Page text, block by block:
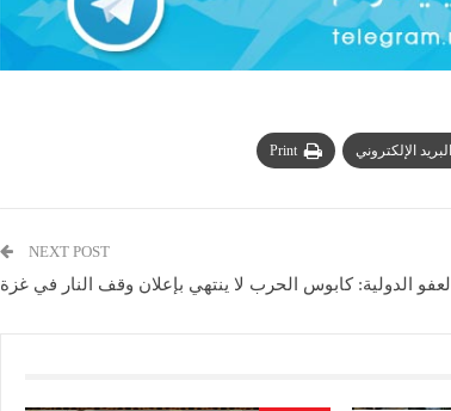
البريد الإلكتروني Print
NEXT POST
العفو الدولية: كابوس الحرب لا ينتهي بإعلان وقف النار في غزة